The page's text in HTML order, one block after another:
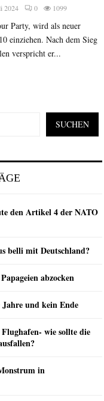
2024 0 1099
Party, wird als neuer
einziehen. Nach dem Sieg
verspricht er...
SUCHEN
den Artikel 4 der NATO
belli mit Deutschland?
abzocken
und kein Ende
wie sollte die
in